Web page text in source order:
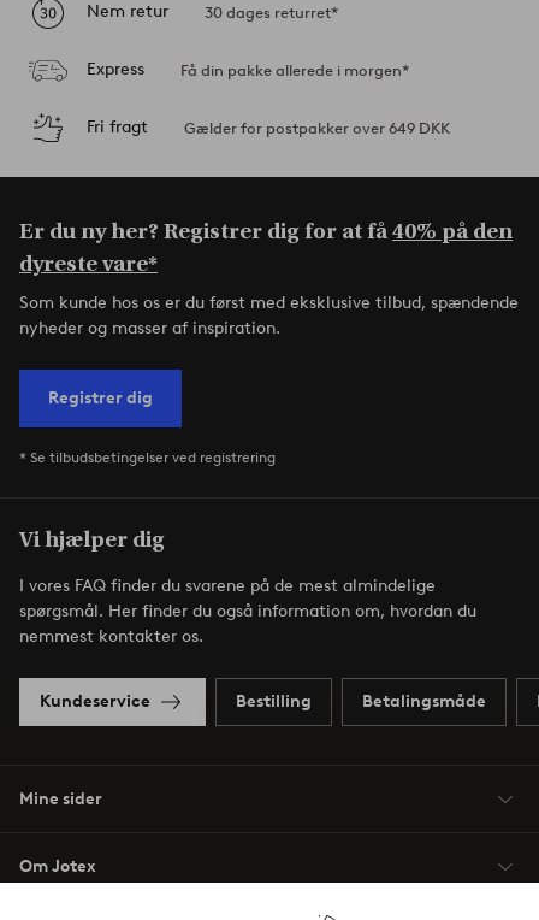
Nem retur 30 dages returret*
Express Få din pakke allerede i morgen*
Fri fragt Gælder for postpakker over 649 DKK
Er du ny her? Registrer dig for at få40% på den
dyreste vare*
Som kunde hos os er du først med eksklusive tilbud, spændende
nyheder og masser af inspiration.
Registrer dig
* Se tilbudsbetingelser ved registrering
Vi hjælper dig
I vores FAQ finder du svarene på de mest almindelige
spørgsmål. Her finder du også information om, hvordan du
nemmest kontakter os.
Kundeservice Bestilling Betalingsmåde
Mine sider
Om Jotex